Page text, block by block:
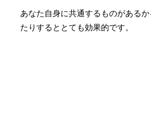
あなた自身に共通するものがある
たりするととても効果的です。